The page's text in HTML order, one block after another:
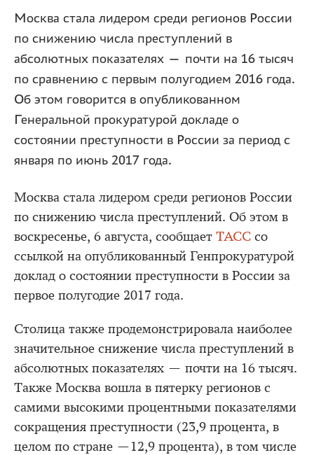
Москва стала лидером среди регионов России
по снижению числа преступлений в
абсолютных показателях — почти на 16 тысяч
по сравнению с первым полугодием 2016 года.
Об этом говорится в опубликованном
Генеральной прокуратурой докладе о
состоянии преступности в России за период с
января по июнь 2017 года.
Москва стала лидером среди регионов России
по снижению числа преступлений. Об этом в
воскресенье, 6 августа, сообщает ТАСС со
ссылкой на опубликованный Генпрокуратурой
доклад о состоянии преступности в России за
первое полугодие 2017 года.
Столица также продемонстрировала наиболее
значительное снижение числа преступлений в
абсолютных показателях — почти на 16 тысяч.
Также Москва вошла в пятерку регионов с
самими высокими процентными показателями
сокращения преступности (23,9 процента, в
целом по стране —12,9 процента), в том числе